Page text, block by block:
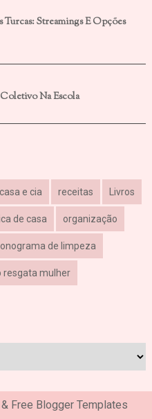
Streamings E Opções
Na Escola
casa e cia receitas Livros
de casa organização
de limpeza
resgata mulher
& Free Blogger Templates